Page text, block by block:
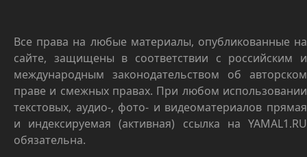
Все права на любые материалы, опубликованные на
сайте, защищены в соответствии с российским и
международным законодательством об авторском
праве и смежных правах. При любом использовании
текстовых, аудио-, фото- и видеоматериалов прямая
и индексируемая (активная) ссылка на YAMAL1.RU
обязательна.